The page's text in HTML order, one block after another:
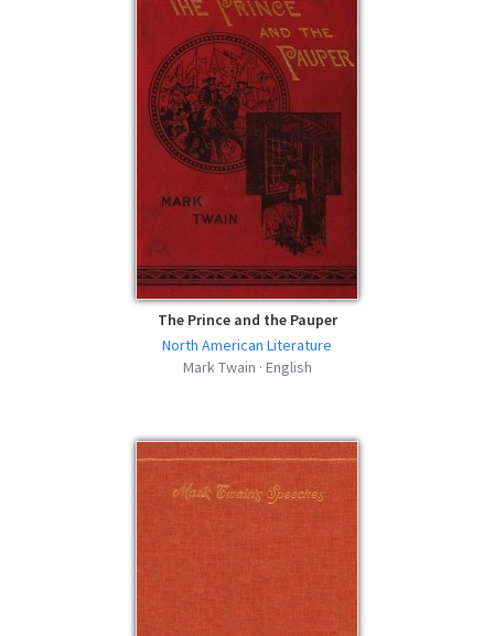
The Prince and the Pauper
North American Literature
Mark Twain · English